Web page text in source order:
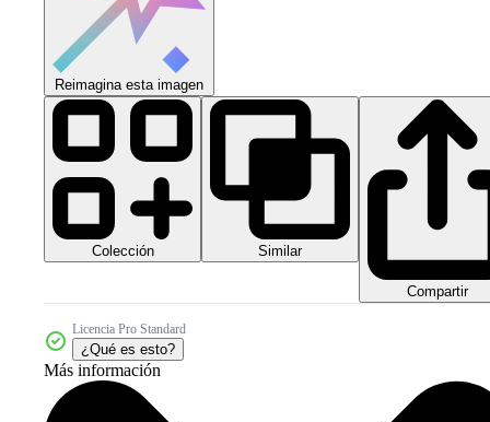
Reimagina esta imagen
Colección Similar
Compartir
Licencia Pro Standard
¿Qué es esto?
Más información